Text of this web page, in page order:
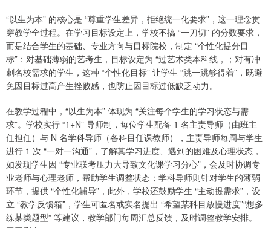
“以生为本” 的核心是 “尊重学生差异，拒绝统一化要求”，这一理念贯
穿教学全过程。在学习目标设定上，学校不搞 “一刀切” 的分数要求，
而是结合学生的基础、专业方向与目标院校，制定 “个性化提分目
标”：对基础薄弱的艺考生，目标设定为 “过艺术类本科线，；对有冲
刺名校需求的学生，这种 “个性化目标” 让学生 “跳一跳够得着”，既避
免因目标过高产生挫败感，也防止因目标过低缺乏动力。
在教学过程中，“以生为本” 体现为 “关注每个学生的学习状态与需
求”。学校实行 “1+N” 导师制，每位学生配备 1 名主责导师（由班主
任担任）与 N 名学科导师（各科目任课教师），主责导师每周与学生
进行 1 次 “一对一沟通”，了解其学习进度、遇到的困难及心理状态，
如发现学生因 “专业联考压力大导致文化课学习分心”，会及时协调专
业老师与心理老师，帮助学生调整状态；学科导师则针对学生的薄弱
环节，提供 “个性化辅导”，此外，学校还鼓励学生 “主动提需求”，设
立 “教学反馈箱”，学生可匿名或实名提出 “希望某科目放慢进度”“想多
练某类题型” 等建议，教学部门每周汇总反馈，及时调整教学安排。